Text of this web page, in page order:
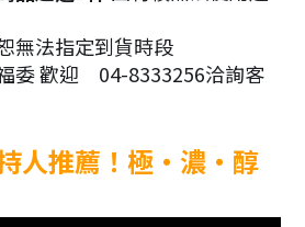
無法指定到貨時段
委 歡迎
04-8333256洽詢客
持人推薦！極‧濃‧醇